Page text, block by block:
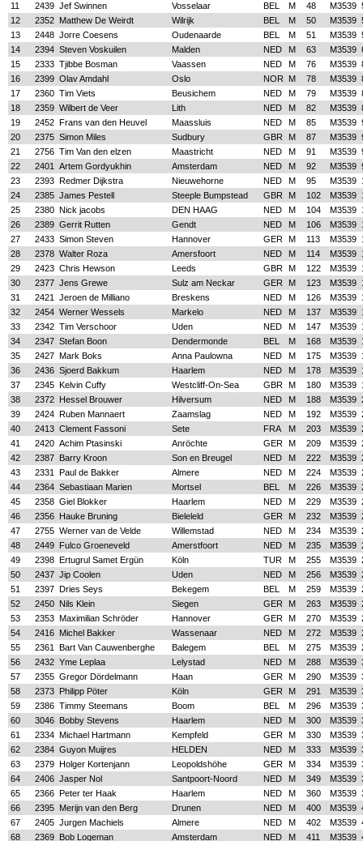
11
2439 Jef Swinnen Vosselaar BEL M 48 M3539
12
2352 Matthew De Weirdt Wilrijk BEL M 50 M3539
13
2448 Jorre Coesens Oudenaarde BEL M 51 M3539
14
2394 Steven Voskuilen Malden NED M 63 M3539
15
2333 Tjibbe Bosman Vaassen NED M 76 M3539
16
2399 Olav Amdahl Oslo NOR M 78 M3539
17
2360 Tim Viets Beusichem NED M 79 M3539
18
2359 Wilbert de Veer Lith NED M 82 M3539
19
2452 Frans van den Heuvel Maassluis NED M 85 M3539
20
2375 Simon Miles Sudbury GBR M 87 M3539
21
2756 Tim Van den elzen Maastricht NED M 91 M3539
22
2401 Artem Gordyukhin Amsterdam NED M 92 M3539
23
2393 Redmer Dijkstra Nieuwehorne NED M 95 M3539
24
2385 James Pestell Steeple Bumpstead GBR M 102 M3539
25
2380 Nick jacobs DEN HAAG NED M 104 M3539
26
2389 Gerrit Rutten Gendt NED M 106 M3539
27
2433 Simon Steven Hannover GER M 113 M3539
28
2378 Walter Roza Amersfoort NED M 114 M3539
29
2423 Chris Hewson Leeds GBR M 122 M3539
30
2377 Jens Grewe Sulz am Neckar GER M 123 M3539
31
2421 Jeroen de Milliano Breskens NED M 126 M3539
32
2454 Werner Wessels Markelo NED M 137 M3539
33
2342 Tim Verschoor Uden NED M 147 M3539
34
2347 Stefan Boon Dendermonde BEL M 168 M3539
35
2427 Mark Boks Anna Paulowna NED M 175 M3539
36
2436 Sjoerd Bakkum Haarlem NED M 178 M3539
37
2345 Kelvin Cuffy Westcliff-On-Sea GBR M 180 M3539
38
2372 Hessel Brouwer Hilversum NED M 188 M3539
39
2424 Ruben Mannaert Zaamslag NED M 192 M3539
40
2413 Clement Fassoni Sete FRA M 203 M3539
41
2420 Achim Ptasinski Anröchte GER M 209 M3539
42
2387 Barry Kroon Son en Breugel NED M 222 M3539
43
2331 Paul de Bakker Almere NED M 224 M3539
44
2364 Sebastiaan Marien Mortsel BEL M 226 M3539
45
2358 Giel Blokker Haarlem NED M 229 M3539
46
2356 Hauke Bruning Bieleleld GER M 232 M3539
47
2755 Werner van de Velde Willemstad NED M 234 M3539
48
2449 Fulco Groeneveld Amerstfoort NED M 235 M3539
49
2398 Ertugrul Samet Ergün Köln TUR M 255 M3539
50
2437 Jip Coolen Uden NED M 256 M3539
51
2397 Dries Seys Bekegem BEL M 259 M3539
52
2450 Nils Klein Siegen GER M 263 M3539
53
2353 Maximilian Schröder Hannover GER M 270 M3539
54
2416 Michel Bakker Wassenaar NED M 272 M3539
55
2361 Bart Van Cauwenberghe Balegem BEL M 275 M3539
56
2432 Yme Leplaa Lelystad NED M 288 M3539
57
2355 Gregor Dördelmann Haan GER M 290 M3539
58
2373 Philipp Pöter Köln GER M 291 M3539
59
2386 Timmy Steemans Boom BEL M 296 M3539
60
3046 Bobby Stevens Haarlem NED M 300 M3539
61
2334 Michael Hartmann Kempfeld GER M 330 M3539
62
2384 Guyon Muijres HELDEN NED M 333 M3539
63
2379 Holger Kortenjann Leopoldshöhe GER M 334 M3539
64
2406 Jasper Nol Santpoort-Noord NED M 349 M3539
65
2366 Peter ter Haak Haarlem NED M 360 M3539
66
2395 Merijn van den Berg Drunen NED M 400 M3539
67
2405 Jurgen Machiels Almere NED M 402 M3539
68
2369 Bob Logeman Amsterdam NED M 411 M3539